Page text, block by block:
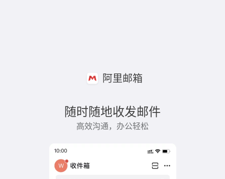
阿里邮箱
随时随地收发邮件
高效沟通，办公轻松